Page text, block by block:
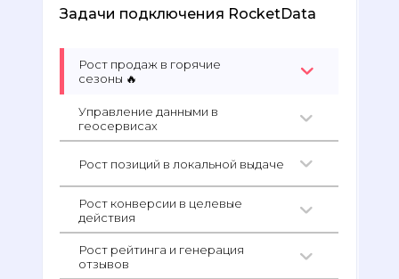
Задачи подключения RocketData
Управление данными в
геосервисах
Рост позиций в локальной выдаче
Рост продаж в горячие
сезоны 🔥
Рост рейтинга и генерация
отзывов
Рост конверсии в целевые
действия